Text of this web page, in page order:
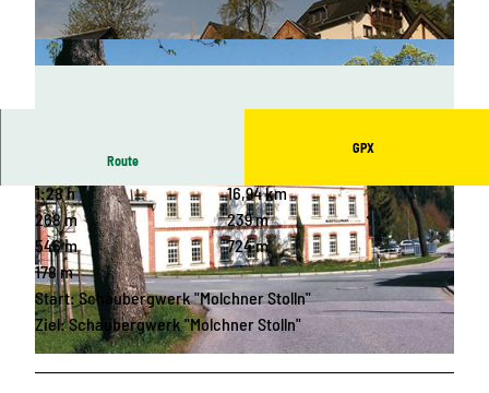
© Stadtverwaltung Marienberg
Route
GPX
1:28 h
16,94 km
268 m
239 m
546 m
724 m
178 m
Start: Schaubergwerk "Molchner Stolln"
Ziel: Schaubergwerk "Molchner Stolln"